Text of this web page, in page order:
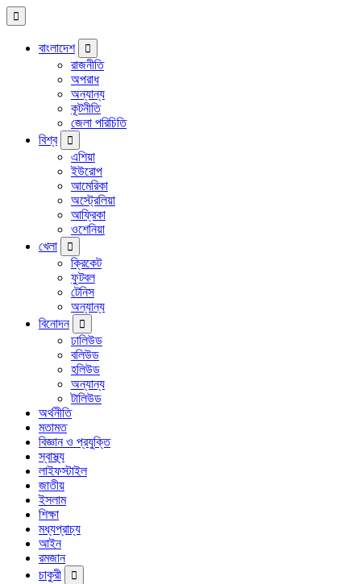
বাংলাদেশ
রাজনীতি
অপরাধ
অন্যান্য
কূটনীতি
জেলা পরিচিতি
বিশ্ব
এশিয়া
ইউরোপ
আমেরিকা
অস্ট্রেলিয়া
আফ্রিকা
ওশেনিয়া
খেলা
ক্রিকেট
ফুটবল
টেনিস
অন্যান্য
বিনোদন
ঢালিউড
বলিউড
হলিউড
অন্যান্য
টালিউড
অর্থনীতি
মতামত
বিজ্ঞান ও প্রযুক্তি
স্বাস্থ্য
লাইফস্টাইল
জাতীয়
ইসলাম
শিক্ষা
মধ্যপ্রাচ্য
আইন
রমজান
চাকুরী